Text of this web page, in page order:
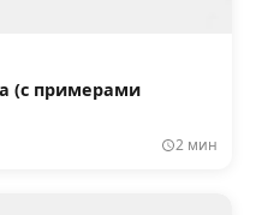
(с примерами
2 мин